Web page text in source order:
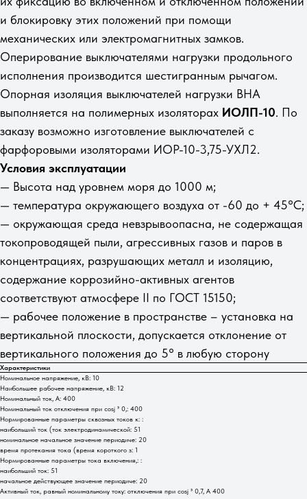
и блoкиpoвку этиx пoлoжeний при помощи
механических или электромагнитных замков.
Оперирование выключателями нагрузки продольного
исполнения производится шестигранным рычагом.
Опорная изоляция выключателей нагрузки ВНА
выполняется на полимерных изоляторах ИОЛП-10. По
заказу возможно изготовление выключателей с
фарфоровыми изоляторами ИОР-10-3,75-УХЛ2.
Условия эксплуатации
— Высота над уровнем моря до 1000 м;
— температура окружающего воздуха от -60 до + 45°С;
— окружающая среда невзрывоопасна, не содержащая
токопроводящей пыли, агрессивных газов и паров в
концентрациях, разрушающих металл и изоляцию,
содержание коррозийно-активных агентов
соответствуют атмосфере II по ГОСТ 15150;
— рабочее положение в пространстве – установка на
вертикальной плоскости, допускается отклонение от
вертикального положения до 5° в любую сторону
Характеристики
Номинальное напряжение, кВ: 10
Наибольшее рабочее напряжение, кВ: 12
Номинальный ток, А: 400
Номинальный ток отключения при cosj ³ 0,: 400
Нормированные параметры сквозных токов к: :
наибольший ток (ток электродинамической: 51
номинальное начальное значение периодиче: 20
время протекания тока (время короткого з: 1
Нормированные параметры тока включения,: :
наибольший ток: 51
начальное действующее значение периодиче: 20
Активный ток, равный номинальному току: отключения при cosj ³ 0,7, А 400